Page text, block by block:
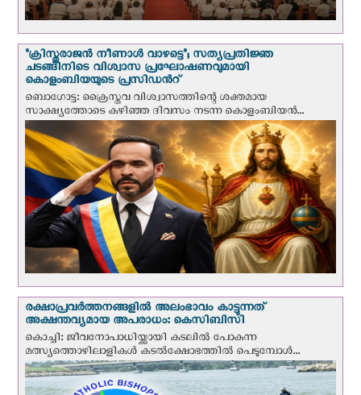
"ക്രിസ്തുരാജന്‍ നീണാള്‍ വാഴട്ടെ"; സത്യപ്രതിജ്ഞ
ചടങ്ങിനിടെ വിശ്വാസ പ്രഘോഷണവുമായി
കൊളംബിയയുടെ പ്രസിഡന്‍റ്
ബൊഗോട്ട: ക്രൈസ്തവ വിശ്വാസത്തിന്റെ ശക്തമായ
സാക്ഷ്യത്തോടെ കഴിഞ്ഞ ദിവസം നടന്ന കൊളംബിയന്‍...
രക്ഷാപ്രവര്‍ത്തനങ്ങളില്‍ അലംഭാവം കാട്ടുന്നത്
അക്ഷന്തവ്യമായ അപരാധം: കെസിബിസി
കൊച്ചി: ജീവനോപാധിയ്ക്കായി കടലില്‍ പോകുന്ന
മത്സ്യത്തൊഴിലാളികള്‍ കടല്‍ക്ഷോഭത്തില്‍ പെടുമ്പോള്‍...